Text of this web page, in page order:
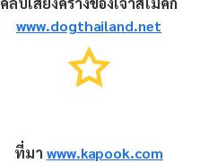
www.dogthailand.net
ที่มา www.kapook.com